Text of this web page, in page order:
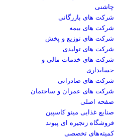
چاشنی
شرکت های بازرگانی
شرکت های بیمه
شرکت های توزیع و پخش
شرکت های تولیدی
شرکت های خدمات مالی و
حسابداری
شرکت های صادراتی
شرکت های عمران و ساختمان
صفحه اصلی
صنایع غذایی مینو کاسپین
فروشگاه زنجیره ای پیوند
کمیته‌های تخصصی